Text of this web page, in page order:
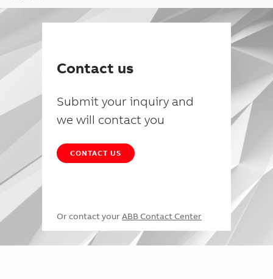
Contact us
Submit your inquiry and
we will contact you
CONTACT US
Or contact your ABB Contact Center